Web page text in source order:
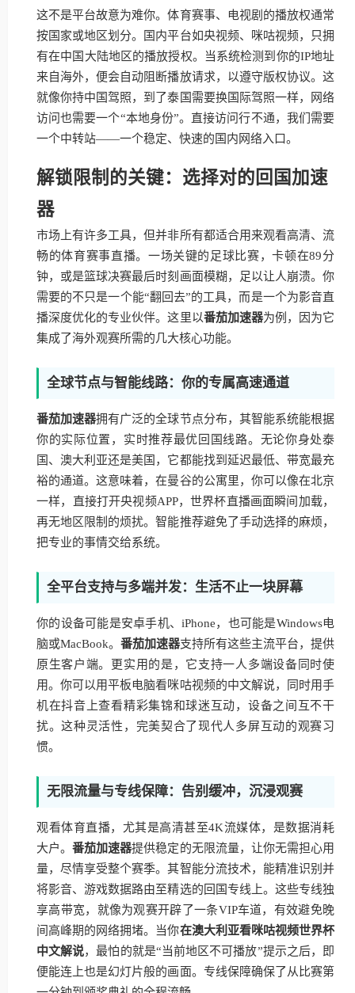
这不是平台故意为难你。体育赛事、电视剧的播放权通常
按国家或地区划分。国内平台如央视频、咪咕视频，只拥
有在中国大陆地区的播放授权。当系统检测到你的IP地址
来自海外，便会自动阻断播放请求，以遵守版权协议。这
就像你持中国驾照，到了泰国需要换国际驾照一样，网络
访问也需要一个“本地身份”。直接访问行不通，我们需要
一个中转站——一个稳定、快速的国内网络入口。
解锁限制的关键：选择对的回国加速
器
市场上有许多工具，但并非所有都适合用来观看高清、流
畅的体育赛事直播。一场关键的足球比赛，卡顿在89分
钟，或是篮球决赛最后时刻画面模糊，足以让人崩溃。你
需要的不只是一个能“翻回去”的工具，而是一个为影音直
播深度优化的专业伙伴。这里以番茄加速器为例，因为它
集成了海外观赛所需的几大核心功能。
全球节点与智能线路：你的专属高速通道
番茄加速器拥有广泛的全球节点分布，其智能系统能根据
你的实际位置，实时推荐最优回国线路。无论你身处泰
国、澳大利亚还是美国，它都能找到延迟最低、带宽最充
裕的通道。这意味着，在曼谷的公寓里，你可以像在北京
一样，直接打开央视频APP，世界杯直播画面瞬间加载，
再无地区限制的烦扰。智能推荐避免了手动选择的麻烦，
把专业的事情交给系统。
全平台支持与多端并发：生活不止一块屏幕
你的设备可能是安卓手机、iPhone，也可能是Windows电
脑或MacBook。 番茄加速器支持所有这些主流平台，提供
原生客户端。更实用的是，它支持一人多端设备同时使
用。你可以用平板电脑看咪咕视频的中文解说，同时用手
机在抖音上查看精彩集锦和球迷互动，设备之间互不干
扰。这种灵活性，完美契合了现代人多屏互动的观赛习
惯。
无限流量与专线保障：告别缓冲，沉浸观赛
观看体育直播，尤其是高清甚至4K流媒体，是数据消耗
大户。番茄加速器提供稳定的无限流量，让你无需担心用
量，尽情享受整个赛季。其智能分流技术，能精准识别并
将影音、游戏数据路由至精选的回国专线上。这些专线独
享高带宽，就像为观赛开辟了一条VIP车道，有效避免晚
间高峰期的网络拥堵。当你在澳大利亚看咪咕视频世界杯
中文解说，最怕的就是“当前地区不可播放”提示之后，即
便能连上也是幻灯片般的画面。专线保障确保了从比赛第